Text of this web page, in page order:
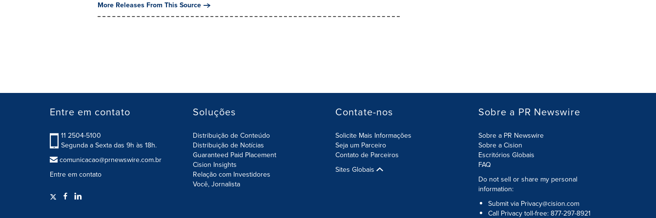
More Releases From This Source
Entre em contato
11 2504-5100
Segunda a Sexta das 9h às 18h.
comunicacao@prnewswire.com.br
Entre em contato
Soluções
Distribuição de Conteúdo
Distribuição de Notícias
Guaranteed Paid Placement
Cision Insights
Relação com Investidores
Você, Jornalista
Contate-nos
Solicite Mais Informações
Seja um Parceiro
Contato de Parceiros
Sites Globais
Sobre a PR Newswire
Sobre a PR Newswire
Sobre a Cision
Escritórios Globais
FAQ
Do not sell or share my personal
information:
Submit via Privacy@cision.com
Call Privacy toll-free: 877-297-8921